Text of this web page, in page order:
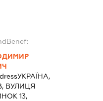
УКРАЇНА,
ВУЛИЦЯ
13,